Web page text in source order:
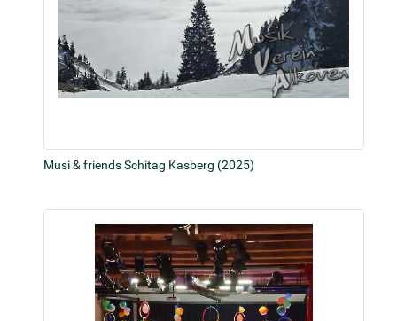
Musi & friends Schitag Kasberg (2025)